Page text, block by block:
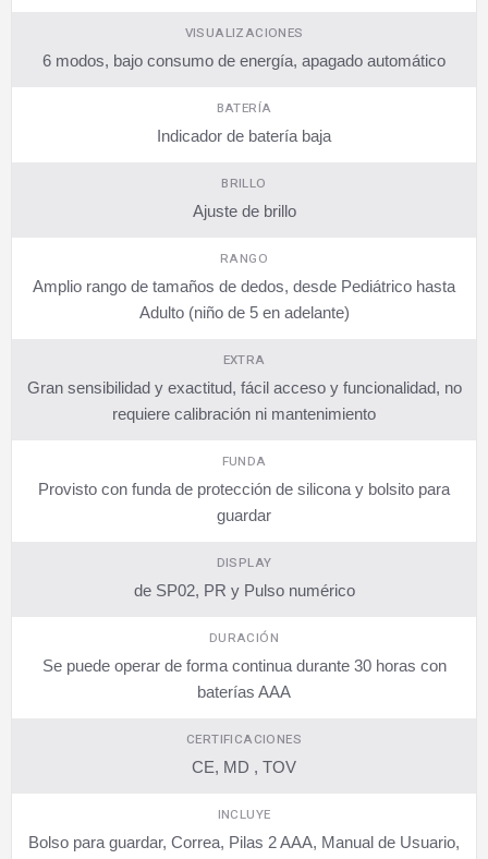
VISUALIZACIONES
6 modos, bajo consumo de energía, apagado automático
BATERÍA
Indicador de batería baja
BRILLO
Ajuste de brillo
RANGO
Amplio rango de tamaños de dedos, desde Pediátrico hasta
Adulto (niño de 5 en adelante)
EXTRA
Gran sensibilidad y exactitud, fácil acceso y funcionalidad, no
requiere calibración ni mantenimiento
FUNDA
Provisto con funda de protección de silicona y bolsito para
guardar
DISPLAY
de SP02, PR y Pulso numérico
DURACIÓN
Se puede operar de forma continua durante 30 horas con
baterías AAA
CERTIFICACIONES
CE, MD , TOV
INCLUYE
Bolso para guardar, Correa, Pilas 2 AAA, Manual de Usuario,